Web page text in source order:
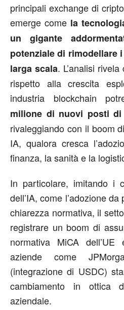
principali exchange di
emerge come la
un gigante
potenziale di rimodellare
larga scala. L’analisi
rispetto alla crescita
industria blockchain
milione di nuovi posti
rivaleggiando con il boom
IA, qualora cresca
finanza, la sanità e la
In particolare, imitando i
dell’IA, come l’adozione
chiarezza normativa, il
registrare un boom di
normativa MiCA
aziende come
(integrazione di USDC)
cambiamento in ottica
aziendale.